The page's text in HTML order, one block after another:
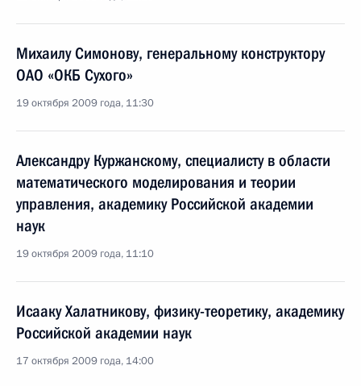
Михаилу Симонову, генеральному конструктору
ОАО «ОКБ Сухого»
19 октября 2009 года, 11:30
Александру Куржанскому, специалисту в области
математического моделирования и теории
управления, академику Российской академии
наук
19 октября 2009 года, 11:10
Исааку Халатникову, физику-теоретику, академику
Российской академии наук
17 октября 2009 года, 14:00